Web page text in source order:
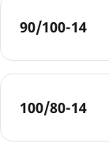
90/100-14
100/80-14